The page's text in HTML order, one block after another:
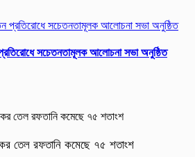
প্রতিরোধে সচেতনতামূলক আলোচনা সভা অনুষ্ঠিত
তেল রফতানি কমেছে ৭৫ শতাংশ